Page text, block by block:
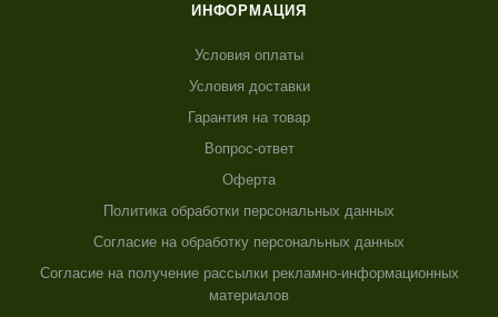
ИНФОРМАЦИЯ
Условия оплаты
Условия доставки
Гарантия на товар
Вопрос-ответ
Оферта
Политика обработки персональных данных
Согласие на обработку персональных данных
Согласие на получение рассылки рекламно-информационных
материалов